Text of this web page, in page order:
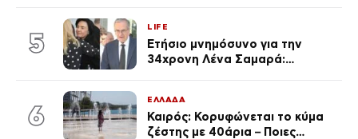
του Θεού»
5
LIFE
Ετήσιο μνημόσυνο για την
34χρονη Λένα Σαμαρά:
6
ΕΛΛΑΔΑ
Καιρός: Κορυφώνεται το κύμα
ζέστης με 40άρια – Ποιες